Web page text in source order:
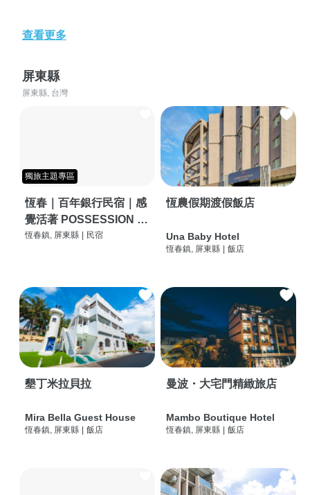
查看更多
屏東縣
屏東縣, 台灣
獨旅主題專區
恆春｜百年銀行民宿｜感
覺活著 POSSESSION |
背包客棧 | 恆春必住特色
恆春鎮, 屏東縣 民宿
恆農假期渡假飯店
Una Baby Hotel
恆春鎮, 屏東縣 飯店
墾丁米拉貝拉
Mira Bella Guest House
恆春鎮, 屏東縣 飯店
曼波・大宅門精緻旅店
Mambo Boutique Hotel
恆春鎮, 屏東縣 飯店